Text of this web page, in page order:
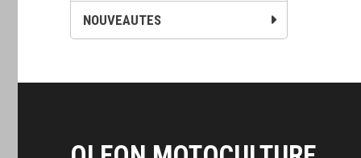
NOUVEAUTES